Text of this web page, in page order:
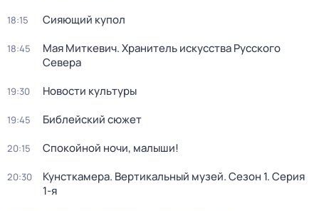
18:15 Сияющий купол
18:45
Мая Миткевич. Хранитель искусства Русского
Севера
19:30 Новости культуры
19:45 Библейский сюжет
20:15 Спокойной ночи, малыши!
20:30 Кунсткамера. Вертикальный музей. Сезон 1. Серия
1-я